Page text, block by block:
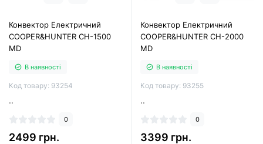
Конвектор Електричний
COOPER&HUNTER СH-1500
MD
В наявності
Код товару: 93254
..
0
2499 грн.
Конвектор Електричний
COOPER&HUNTER СH-2000
MD
В наявності
Код товару: 93255
..
0
3399 грн.